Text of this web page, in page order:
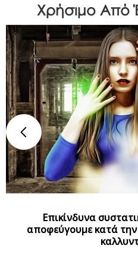
Χρήσιμο Από
Επικίνδυνα
αποφεύγουμε κατά την